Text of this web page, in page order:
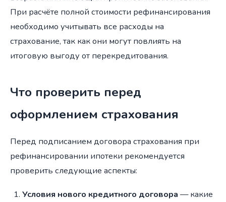
При расчёте полной стоимости рефинансирования
необходимо учитывать все расходы на
страхование, так как они могут повлиять на
итоговую выгоду от перекредитования.
Что проверить перед
оформлением страхования
Перед подписанием договора страхования при
рефинансировании ипотеки рекомендуется
проверить следующие аспекты:
Условия нового кредитного договора — какие